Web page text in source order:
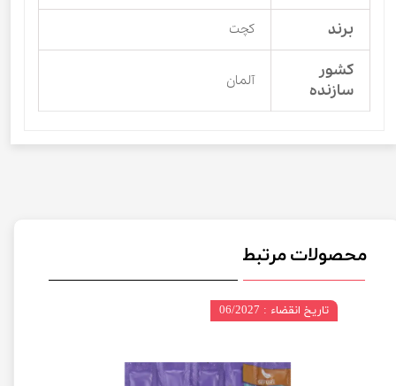
برند کچت
کشور
سازنده
آلمان
محصولات مرتبط
تاریخ انقضاء : 06/2027